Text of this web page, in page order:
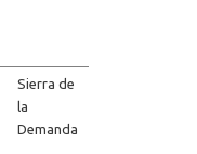
Sierra de
la
Demanda